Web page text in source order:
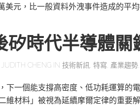
美元，比一般資料外洩事件造成的平
矽時代半導體關
JUDITH CHENG IN 技術新訊 特寫 產業趨勢
下一個能支撐高密度、低功耗運算的
維材料」被視為延續摩爾定律的重要